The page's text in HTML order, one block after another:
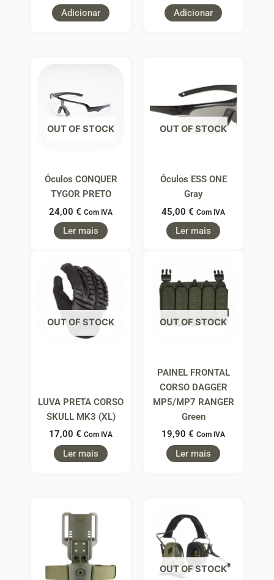
Adicionar Adicionar
OUT OF STOCK
Óculos CONQUER
TYGOR PRETO
24,00 € Com IVA
Ler mais
OUT OF STOCK
Óculos ESS ONE
Gray
45,00 € Com IVA
Ler mais
OUT OF STOCK
LUVA PRETA CORSO
SKULL MK3 (XL)
17,00 € Com IVA
Ler mais
OUT OF STOCK
PAINEL FRONTAL
CORSO DAGGER
MP5/MP7 RANGER
Green
19,90 € Com IVA
Ler mais
OUT OF STOCK